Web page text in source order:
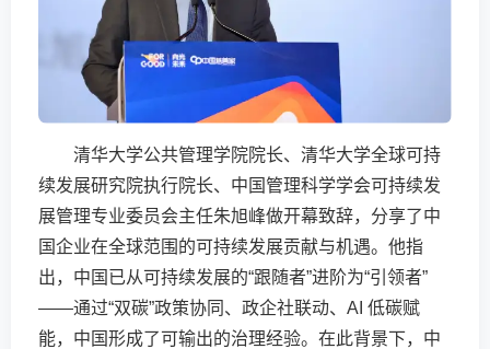
清华大学公共管理学院院长、清华大学全球可持
续发展研究院执行院长、中国管理科学学会可持续发
展管理专业委员会主任朱旭峰做开幕致辞，分享了中
国企业在全球范围的可持续发展贡献与机遇。他指
出，中国已从可持续发展的“跟随者”进阶为“引领者”
——通过“双碳”政策协同、政企社联动、AI 低碳赋
能，中国形成了可输出的治理经验。在此背景下，中